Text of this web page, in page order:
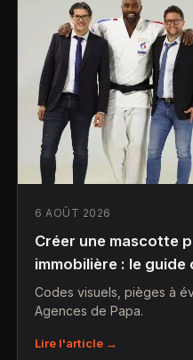
6 AOÛT 2026
Créer une mascotte
immobilière : le guide
Codes visuels, pièges à
Agences de Papa.
Lire l'article →